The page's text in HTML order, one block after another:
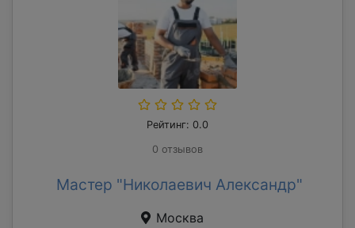
Рейтинг: 0.0
0 отзывов
Мастер "Николаевич Александр"
Москва